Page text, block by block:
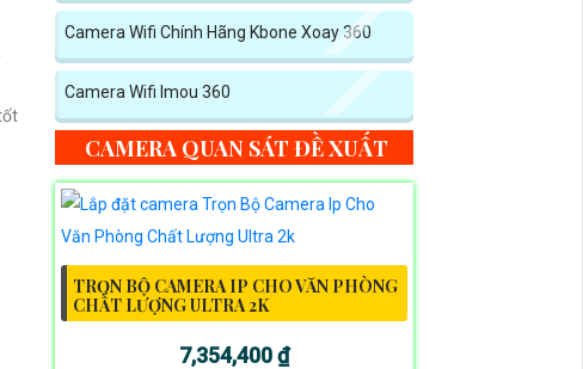
Camera Wifi Chính Hãng Kbone Xoay 360
Camera Wifi Imou 360
CAMERA QUAN SÁT ĐỀ XUẤT
TRỌN BỘ CAMERA IP CHO VĂN PHÒNG
CHẤT LƯỢNG ULTRA 2K
7,354,400 ₫